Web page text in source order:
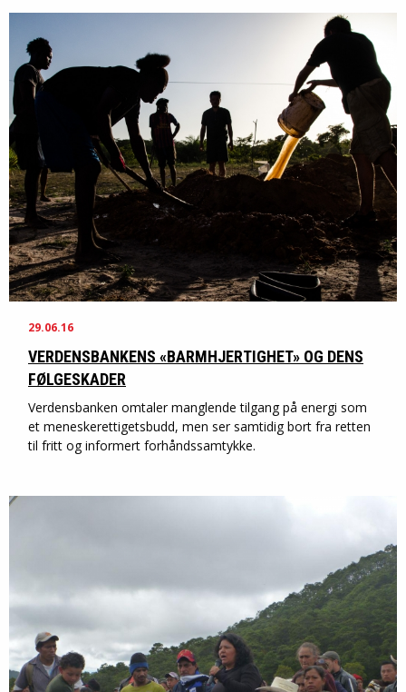
29.06.16
VERDENSBANKENS «BARMHJERTIGHET» OG DENS
FØLGESKADER
Verdensbanken omtaler manglende tilgang på energi som
et meneskerettigetsbudd, men ser samtidig bort fra retten
til fritt og informert forhåndssamtykke.